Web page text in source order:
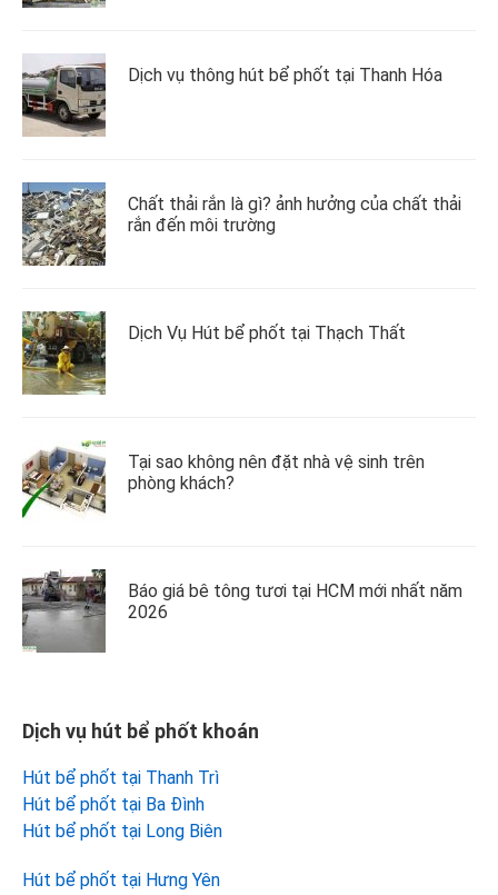
Dịch vụ thông hút bể phốt tại Thanh Hóa
Chất thải rắn là gì? ảnh hưởng của chất thải
rắn đến môi trường
Dịch Vụ Hút bể phốt tại Thạch Thất
Tại sao không nên đặt nhà vệ sinh trên
phòng khách?
Báo giá bê tông tươi tại HCM mới nhất năm
2026
Dịch vụ hút bể phốt khoán
Hút bể phốt tại Thanh Trì
Hút bể phốt tại Ba Đình
Hút bể phốt tại Long Biên
Hút bể phốt tại Hưng Yên